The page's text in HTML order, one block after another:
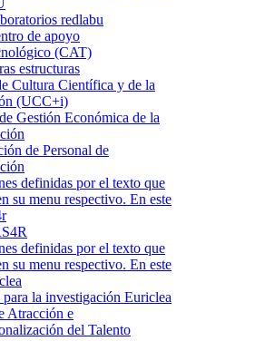
redlabu
de apoyo
(CAT)
estructuras
Cultura Científica y de la
(UCC+i)
Gestión Económica de la
de Personal de
la investigación Euriclea
Atracción e
del Talento